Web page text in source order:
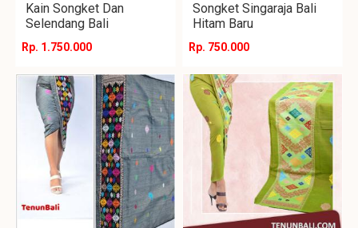
Kain Songket Dan
Selendang Bali
Rp. 1.750.000
Songket Singaraja Bali
Hitam Baru
Rp. 750.000